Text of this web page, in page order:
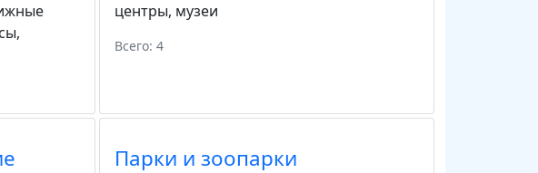
,
центры, музеи
Всего: 4
Парки и зоопарки